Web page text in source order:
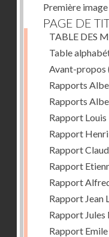
Première image
PAGE DE
TABLE DES
Table
Avant-propos
Rapports
Rapports
Rapport
Rapport
Rapport
Rapport
Rapport
Rapport Jean
Rapport
Rapport